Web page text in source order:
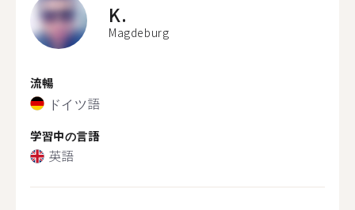
K.
Magdeburg
流暢
ドイツ語
学習中の言語
英語